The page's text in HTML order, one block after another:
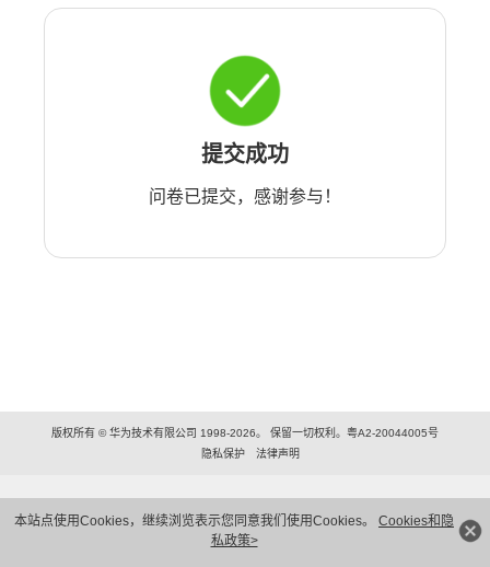
本站点使用Cookies，继续浏览表示您同意我们使用Cookies。 Cookies和隐
私政策>
提交成功
问卷已提交，感谢参与！
版权所有 © 华为技术有限公司 1998-2026。 保留一切权利。粤A2-20044005号
隐私保护
法律声明